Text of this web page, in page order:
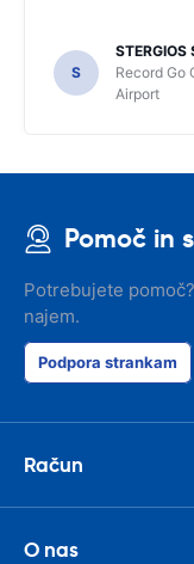
S
STERGIOS
Record Go
Airport
Pomoč in
Potrebujete
najem.
Podpora strankam
Račun
O nas